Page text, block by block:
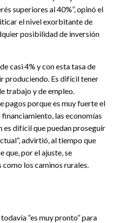
superiores al 40%”, opinó el
el nivel exorbitante de
posibilidad de inversión
casi 4% y con esta tasa de
produciendo. Es difícil tener
trabajo y de empleo.
pagos porque es muy fuerte el
las economías
es difícil que puedan proseguir
advirtió, al tiempo que
que, por el ajuste, se
los caminos rurales.
“es muy pronto” para